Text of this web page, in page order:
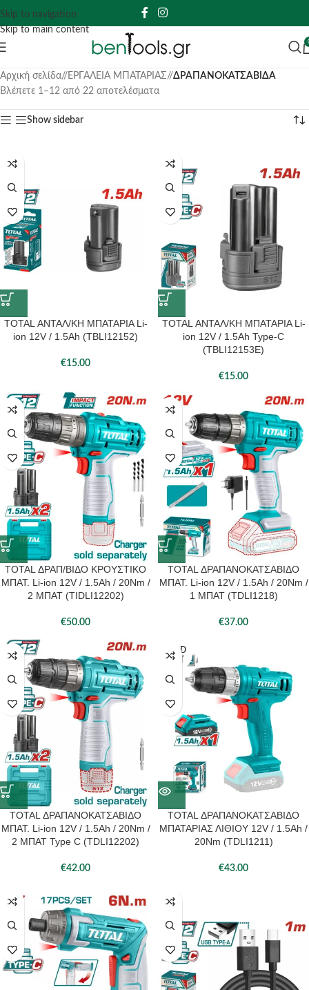
Skip to navigation
Skip to main content
Αρχική σελίδα/ ΕΡΓΑΛΕΙΑ ΜΠΑΤΑΡΙΑΣ/ ΔΡΑΠΑΝΟΚΑΤΣΑΒΙΔΑ
Βλέπετε 1–12 από 22 αποτελέσματα
Show sidebar
TOTAL ΑΝΤΑΛ/ΚΗ ΜΠΑΤΑΡΙΑ Li-
ion 12V / 1.5Ah (TBLI12152)
€15.00
TOTAL ΑΝΤΑΛ/ΚΗ ΜΠΑΤΑΡΙΑ Li-
ion 12V / 1.5Ah Type-C
(TBLI12153E)
€15.00
TOTAL ΔΡΑΠ/ΒΙΔΟ ΚΡΟΥΣΤΙΚΟ
ΜΠΑΤ. Li-ion 12V / 1.5Ah / 20Nm /
2 ΜΠΑΤ (TIDLI12202)
€50.00
TOTAL ΔΡΑΠΑΝΟΚΑΤΣΑΒΙΔΟ
ΜΠΑΤ. Li-ion 12V / 1.5Ah / 20Nm /
1 ΜΠΑΤ (TDLI1218)
€37.00
TOTAL ΔΡΑΠΑΝΟΚΑΤΣΑΒΙΔΟ
ΜΠΑΤ. Li-ion 12V / 1.5Ah / 20Nm /
2 ΜΠΑΤ Type C (TDLI12202)
€42.00
SOLD
OUT
TOTAL ΔΡΑΠΑΝΟΚΑΤΣΑΒΙΔΟ
ΜΠΑΤΑΡΙΑΣ ΛΙΘΙΟΥ 12V / 1.5Ah /
20Nm (TDLI1211)
€43.00